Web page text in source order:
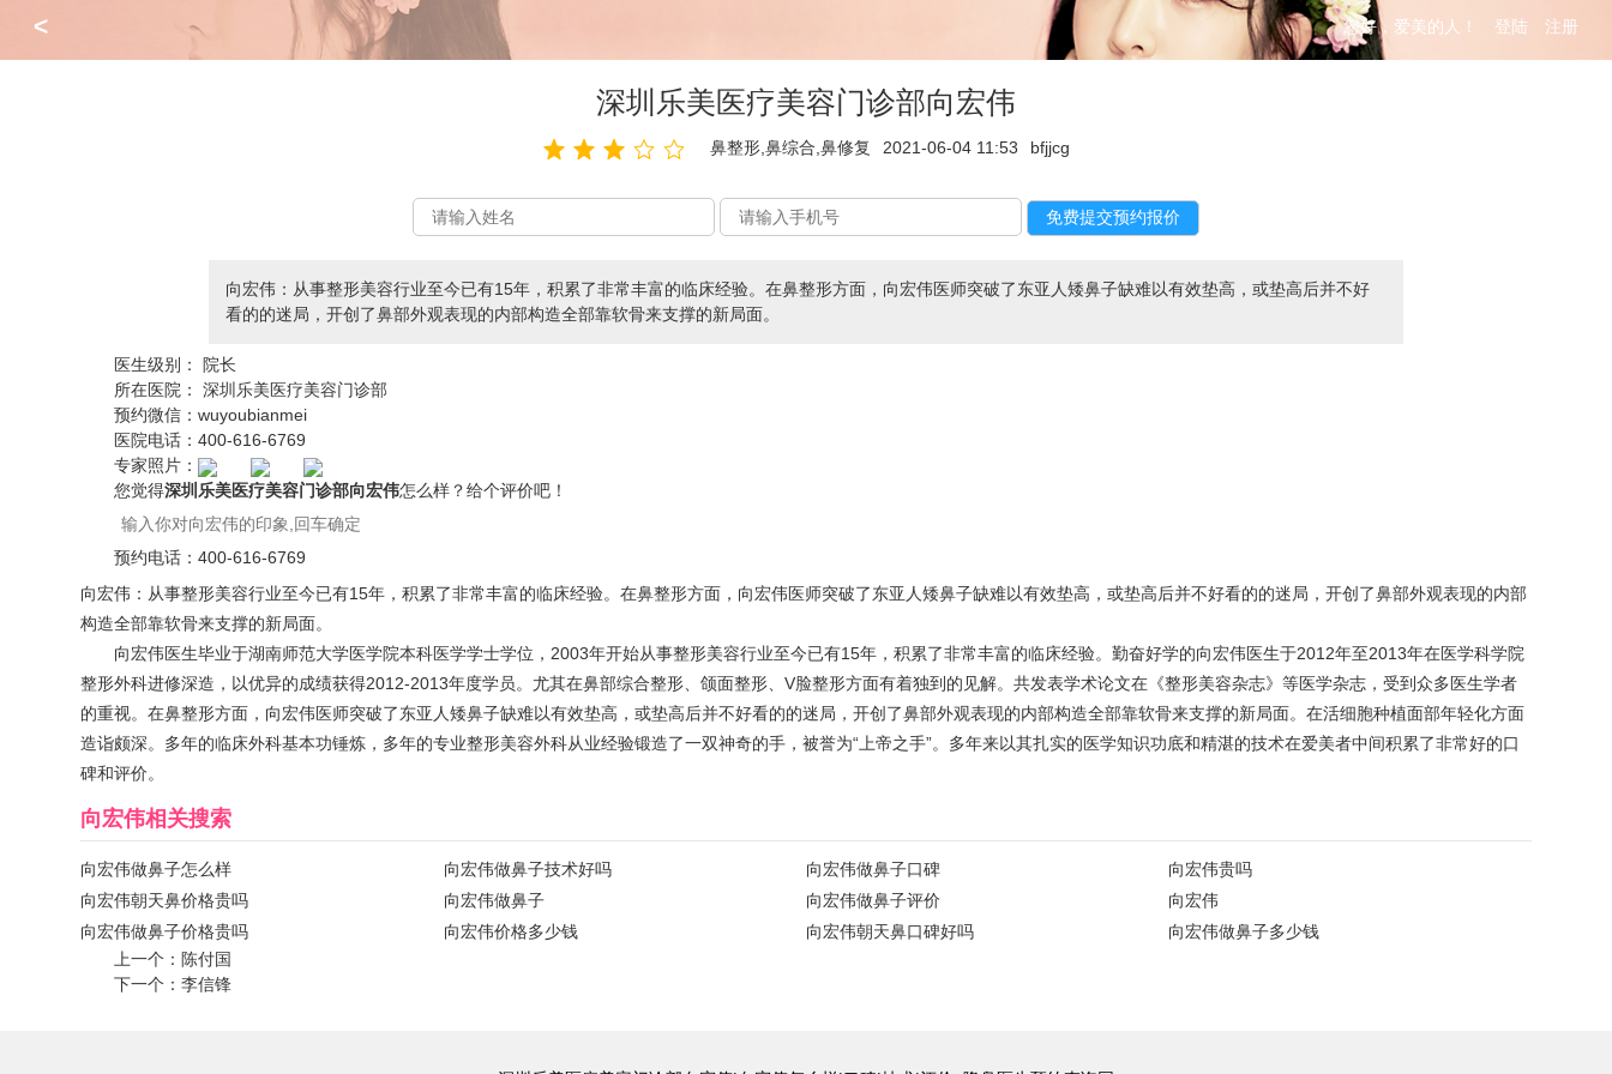
< 您好，爱美的人！ 登陆 注册
深圳乐美医疗美容门诊部向宏伟
鼻整形,鼻综合,鼻修复 2021-06-04 11:53 bfjjcg
向宏伟：从事整形美容行业至今已有15年，积累了非常丰富的临床经验。在鼻整形方面，向宏伟医师突破了东亚人矮鼻子缺难以有效垫高，或垫高后并不好
看的的迷局，开创了鼻部外观表现的内部构造全部靠软骨来支撑的新局面。
医生级别：
院长
所在医院：
深圳乐美医疗美容门诊部
预约微信：wuyoubianmei
医院电话：400-616-6769
专家照片：
您觉得深圳乐美医疗美容门诊部向宏伟怎么样？给个评价吧！
预约电话：400-616-6769
向宏伟：从事整形美容行业至今已有15年，积累了非常丰富的临床经验。在鼻整形方面，向宏伟医师突破了东亚人矮鼻子缺难以有效垫高，或垫高后并不好看的的迷局，开创了鼻部外观表现的内部
构造全部靠软骨来支撑的新局面。
向宏伟医生毕业于湖南师范大学医学院本科医学学士学位，2003年开始从事整形美容行业至今已有15年，积累了非常丰富的临床经验。勤奋好学的向宏伟医生于2012年至2013年在医学科学院
整形外科进修深造，以优异的成绩获得2012-2013年度学员。尤其在鼻部综合整形、颌面整形、V脸整形方面有着独到的见解。共发表学术论文在《整形美容杂志》等医学杂志，受到众多医生学者
的重视。在鼻整形方面，向宏伟医师突破了东亚人矮鼻子缺难以有效垫高，或垫高后并不好看的的迷局，开创了鼻部外观表现的内部构造全部靠软骨来支撑的新局面。在活细胞种植面部年轻化方面
造诣颇深。多年的临床外科基本功锤炼，多年的专业整形美容外科从业经验锻造了一双神奇的手，被誉为“上帝之手”。多年来以其扎实的医学知识功底和精湛的技术在爱美者中间积累了非常好的口
碑和评价。
向宏伟相关搜索
向宏伟做鼻子怎么样 向宏伟做鼻子技术好吗 向宏伟做鼻子口碑
向宏伟贵吗
向宏伟朝天鼻价格贵吗
向宏伟做鼻子 向宏伟做鼻子评价
向宏伟
向宏伟做鼻子价格贵吗
向宏伟价格多少钱 向宏伟朝天鼻口碑好吗
向宏伟做鼻子多少钱
上一个： 陈付国
下一个：李信锋